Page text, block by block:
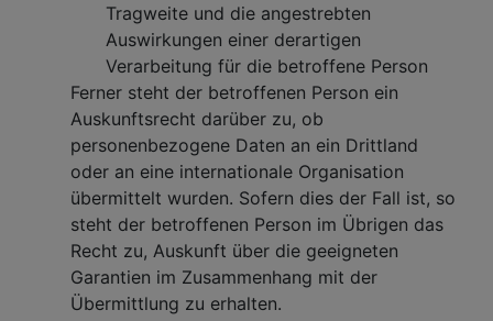
Tragweite und die angestrebten
Auswirkungen einer derartigen
Verarbeitung für die betroffene Person
Ferner steht der betroffenen Person ein
Auskunftsrecht darüber zu, ob
personenbezogene Daten an ein Drittland
oder an eine internationale Organisation
übermittelt wurden. Sofern dies der Fall ist, so
steht der betroffenen Person im Übrigen das
Recht zu, Auskunft über die geeigneten
Garantien im Zusammenhang mit der
Übermittlung zu erhalten.